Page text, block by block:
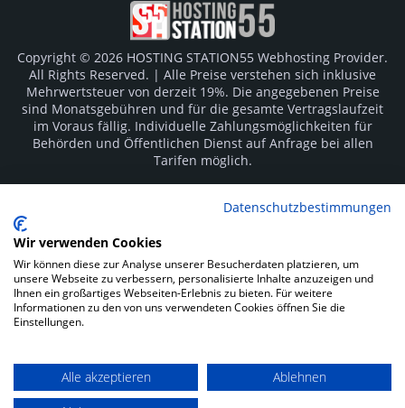
Copyright © 2026 HOSTING STATION55 Webhosting Provider.
All Rights Reserved. | Alle Preise verstehen sich inklusive
Mehrwertsteuer von derzeit 19%. Die angegebenen Preise
sind Monatsgebühren und für die gesamte Vertragslaufzeit
im Voraus fällig. Individuelle Zahlungsmöglichkeiten für
Behörden und Öffentlichen Dienst auf Anfrage bei allen
Tarifen möglich.
Hersteller. Irrtümer vorbehalten.
SOCIAL MEDIA
Impressum Kunden Login
Datenschutzbestimmungen
Wir verwenden Cookies
Wir können diese zur Analyse unserer Besucherdaten platzieren, um
unsere Webseite zu verbessern, personalisierte Inhalte anzuzeigen und
Ihnen ein großartiges Webseiten-Erlebnis zu bieten. Für weitere
Informationen zu den von uns verwendeten Cookies öffnen Sie die
Einstellungen.
Alle akzeptieren
Ablehnen